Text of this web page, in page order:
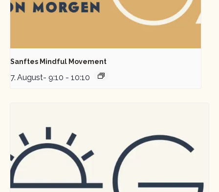
Sanftes Mindful Movement
7. August- 9:10 - 10:10